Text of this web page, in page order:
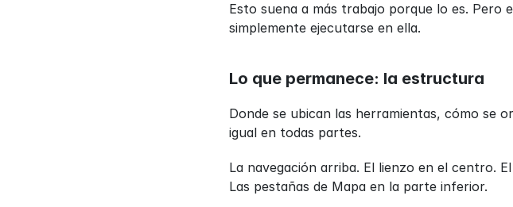
Esto suena a más trabajo porque lo es. Pero
simplemente ejecutarse en ella.
Lo que permanece: la estructura
Donde se ubican las herramientas, cómo se
igual en todas partes.
La navegación arriba. El lienzo en el centro.
Las pestañas de Mapa en la parte inferior.